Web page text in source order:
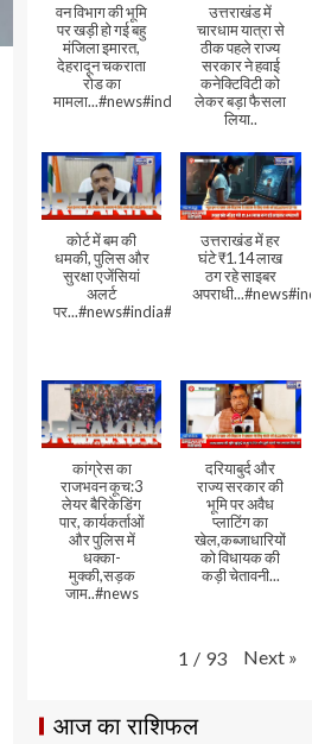
वन विभाग की भूमि
पर खड़ी हो गई बहु
मंजिला इमारत,
देहरादून चकराता
रोड का
मामला...#news#india#video
उत्तराखंड में
चारधाम यात्रा से
ठीक पहले राज्य
सरकार ने हवाई
कनेक्टिविटी को
लेकर बड़ा फैसला
लिया..
कोर्ट में बम की
धमकी, पुलिस और
सुरक्षा एजेंसियां
अलर्ट
पर...#news#india#video#viral
उत्तराखंड में हर
घंटे ₹1.14 लाख
ठग रहे साइबर
कांग्रेस का
राजभवन कूच:3
लेयर बैरिकेडिंग
पार, कार्यकर्ताओं
और पुलिस में
धक्का-
मुक्की,सड़क
जाम..#news
दरियाबुर्द और
राज्य सरकार की
भूमि पर अवैध
प्लाटिंग का
खेल,कब्जाधारियों
को विधायक की
कड़ी चेतावनी...
1 / 93 Next »
आज का राशिफल